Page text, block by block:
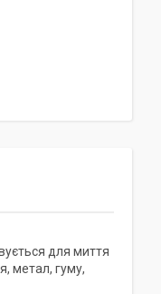
для миття
метал, гуму,